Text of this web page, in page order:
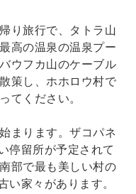
り旅行で、タトラ山
高の温泉の温泉プー
ウフカ山のケーブル
策し、ホホロウ村で
てください。
まります。ザコパネ
停留所が予定されて
部で最も美しい村の
い家々があります。